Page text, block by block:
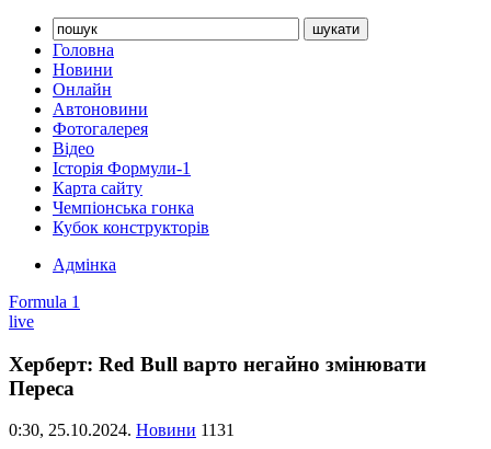
Головна
Новини
Онлайн
Автоновини
Фотогалерея
Відео
Історія Формули-1
Карта сайту
Чемпіонська гонка
Кубок конструкторів
Адмінка
Formula 1
live
Херберт: Red Bull варто негайно змінювати
Переса
0:30, 25.10.2024. Новини 1131